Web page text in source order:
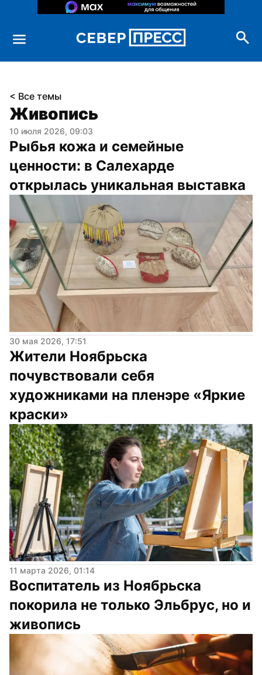
< Все темы
Живопись
10 июля 2026, 09:03
Рыбья кожа и семейные
ценности: в Салехарде
открылась уникальная выставка
30 мая 2026, 17:51
Жители Ноябрьска
почувствовали себя
художниками на пленэре «Яркие
краски»
11 марта 2026, 01:14
Воспитатель из Ноябрьска
покорила не только Эльбрус, но и
живопись